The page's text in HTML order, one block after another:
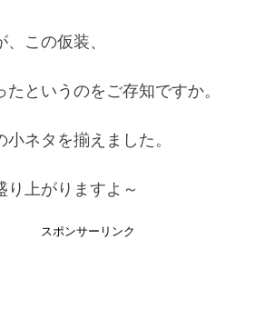
この仮装、
というのをご存知ですか。
ネタを揃えました。
上がりますよ～
スポンサーリンク